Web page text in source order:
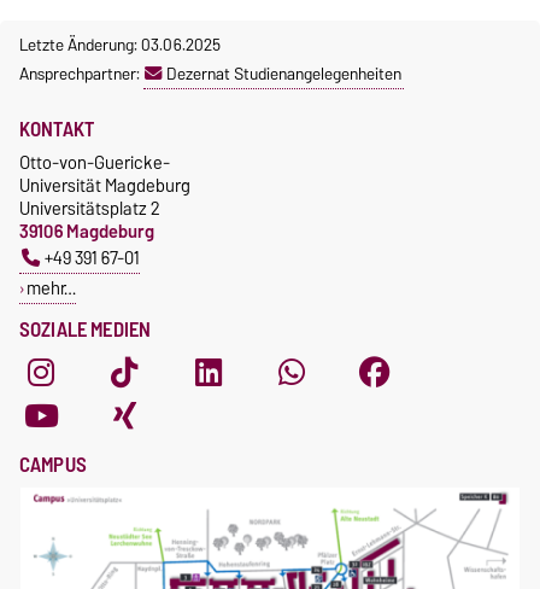
Letzte Änderung: 03.06.2025
Ansprechpartner:
Dezernat Studienangelegenheiten
SOZIALE MEDIEN
KONTAKT
Otto-von-Guericke-
Universität Magdeburg
Universitätsplatz 2
39106 Magdeburg
+49 391 67-01
mehr…
CAMPUS